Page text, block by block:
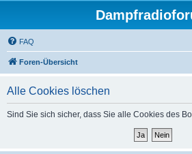
FAQ
Foren-Übersicht
Alle Cookies löschen
Sind Sie sich sicher, dass Sie alle Cookies des